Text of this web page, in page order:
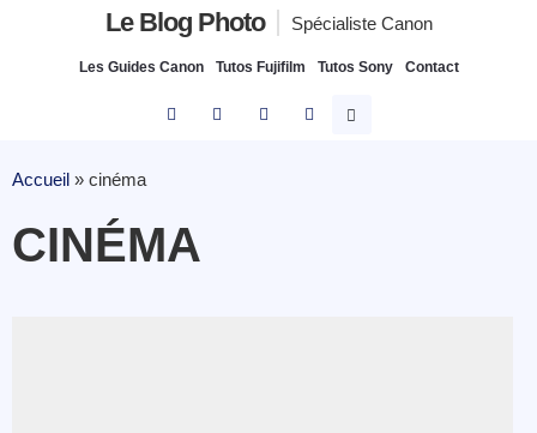
Le Blog Photo Spécialiste Canon
Les Guides Canon Tutos Fujifilm Tutos Sony Contact
Accueil » cinéma
CINÉMA